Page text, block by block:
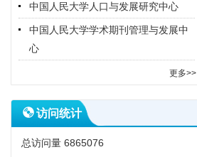
中国人民大学人口与发展研究中心
中国人民大学学术期刊管理与发展中
心
更多>>
访问统计
总访问量 6865076